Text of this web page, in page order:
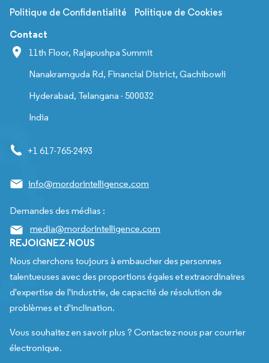
Politique de Confidentialité Politique de Cookies
Contact
11th Floor, Rajapushpa Summit
Nanakramguda Rd, Financial District, Gachibowli
Hyderabad, Telangana - 500032
India
+1 617-765-2493
info@mordorintelligence.com
Demandes des médias :
media@mordorintelligence.com
REJOIGNEZ-NOUS
Nous cherchons toujours à embaucher des personnes
talentueuses avec des proportions égales et extraordinaires
d'expertise de l'industrie, de capacité de résolution de
problèmes et d'inclination.
Vous souhaitez en savoir plus ? Contactez-nous par courrier
électronique.